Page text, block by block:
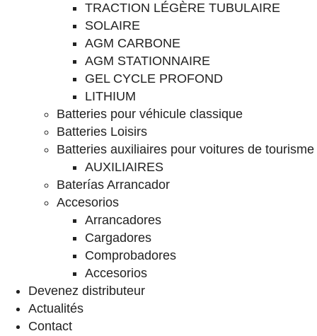
TRACTION LÉGÈRE TUBULAIRE
SOLAIRE
AGM CARBONE
AGM STATIONNAIRE
GEL CYCLE PROFOND
LITHIUM
Batteries pour véhicule classique
Batteries Loisirs
Batteries auxiliaires pour voitures de tourisme
AUXILIAIRES
Baterías Arrancador
Accesorios
Arrancadores
Cargadores
Comprobadores
Accesorios
Devenez distributeur
Actualités
Contact